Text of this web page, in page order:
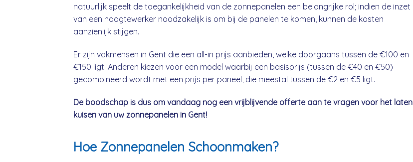
natuurlijk speelt de toegankelijkheid van de zonnepanelen een belangrijke rol; indien de inzet
van een hoogtewerker noodzakelijk is om bij de panelen te komen, kunnen de kosten
aanzienlijk stijgen.
Er zijn vakmensen in Gent die een all-in prijs aanbieden, welke doorgaans tussen de €100 en
€150 ligt. Anderen kiezen voor een model waarbij een basisprijs (tussen de €40 en €50)
gecombineerd wordt met een prijs per paneel, die meestal tussen de €2 en €5 ligt.
De boodschap is dus om vandaag nog een vrijblijvende offerte aan te vragen voor het laten
kuisen van uw zonnepanelen in Gent!
Hoe Zonnepanelen Schoonmaken?